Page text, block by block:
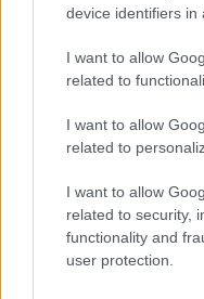
device identifiers in
I want to allow
related to
I want to allow
related to
I want to allow
related to security,
functionality and
user protection.
Dalla gloria di Coppi
Beatrice Beretta · 4 Ago 2026